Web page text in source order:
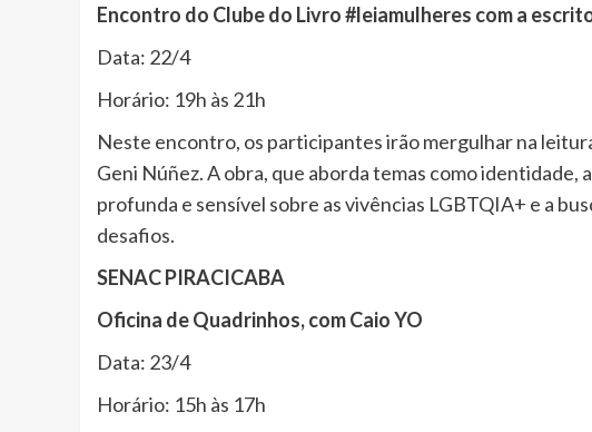
Encontro do Clube do Livro #leiamulheres com a
Data: 22/4
Horário: 19h às 21h
Neste encontro, os participantes irão mergulhar na
Geni Núñez. A obra, que aborda temas como
profunda e sensível sobre as vivências LGBTQIA+ e a
desafios.
SENAC PIRACICABA
Oficina de Quadrinhos, com Caio YO
Data: 23/4
Horário: 15h às 17h